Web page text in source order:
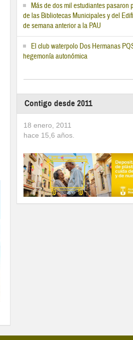
Más de dos mil estudiantes pasaron
de las Bibliotecas Municipales y del
de semana anterior a la PAU
El club waterpolo Dos Hermanas
hegemonía autonómica
Contigo desde 2011
18 enero, 2011
hace 15,6 años.